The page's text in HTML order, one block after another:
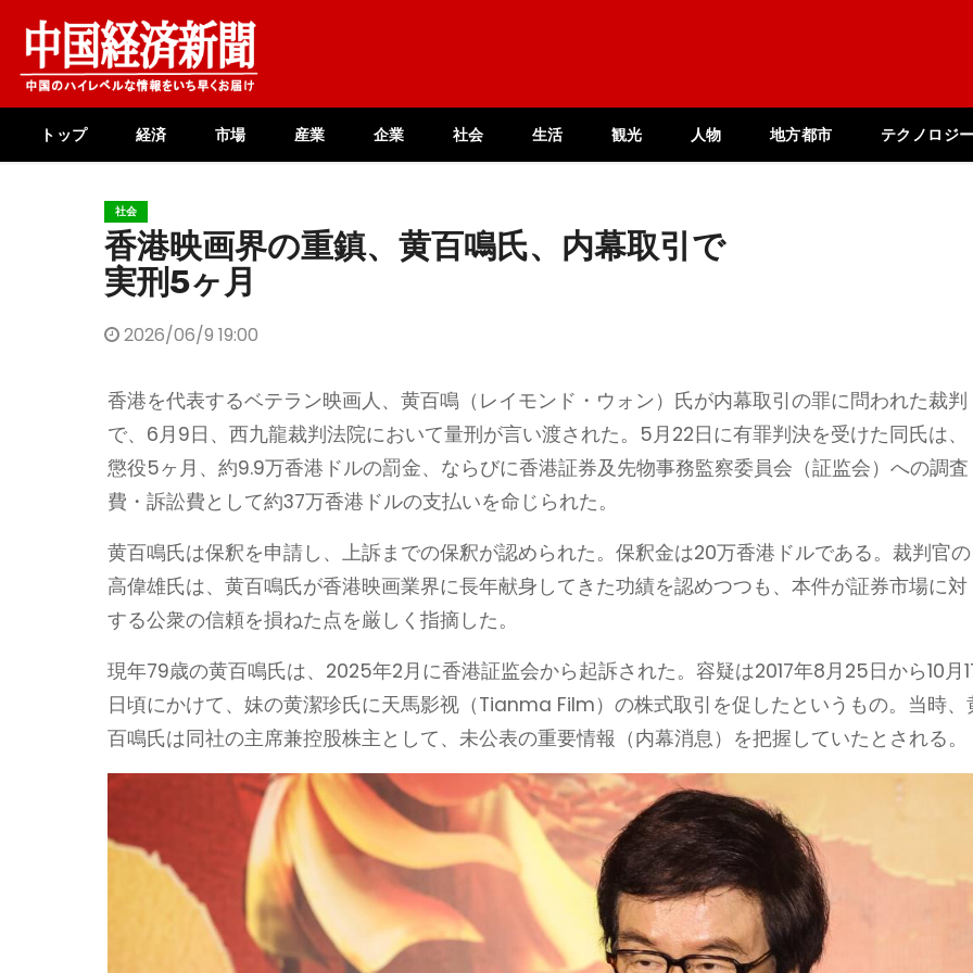
content
トップ 経済 市場 産業 企業 社会 生活 観光 人物 地方都市 テクノロジ
社会
香港映画界の重鎮、黄百鳴氏、内幕取引で
実刑5ヶ月
2026/06/9 19:00
香港を代表するベテラン映画人、黄百鳴（レイモンド・ウォン）氏が内幕取引の罪に問われた裁判
で、6月9日、西九龍裁判法院において量刑が言い渡された。5月22日に有罪判決を受けた同氏は、
懲役5ヶ月、約9.9万香港ドルの罰金、ならびに香港証券及先物事務監察委員会（証监会）への調査
費・訴訟費として約37万香港ドルの支払いを命じられた。
黄百鳴氏は保釈を申請し、上訴までの保釈が認められた。保釈金は20万香港ドルである。裁判官の
高偉雄氏は、黄百鳴氏が香港映画業界に長年献身してきた功績を認めつつも、本件が証券市場に対
する公衆の信頼を損ねた点を厳しく指摘した。
現年79歳の黄百鳴氏は、2025年2月に香港証监会から起訴された。容疑は2017年8月25日から10月
日頃にかけて、妹の黄潔珍氏に天馬影视（Tianma Film）の株式取引を促したというもの。当時、
百鳴氏は同社の主席兼控股株主として、未公表の重要情報（内幕消息）を把握していたとされる。